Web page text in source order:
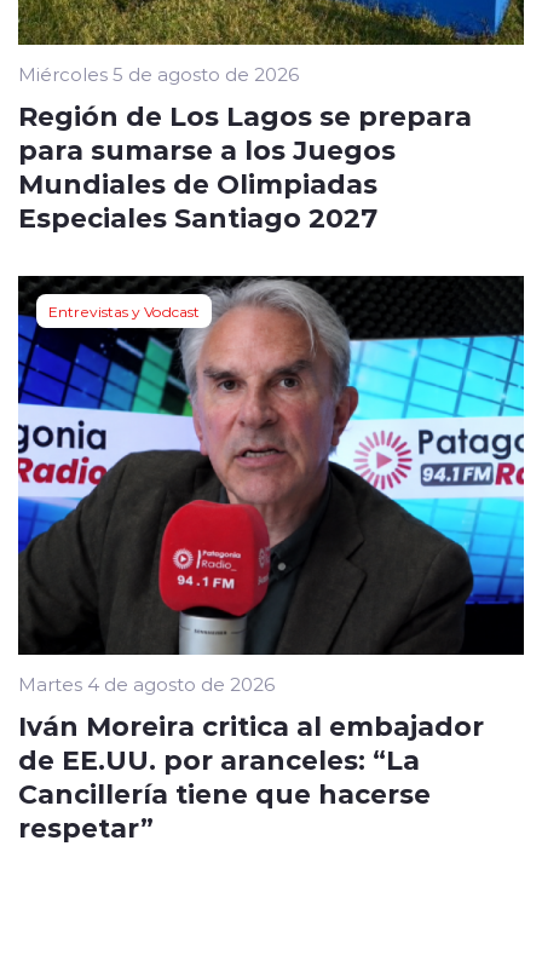
Miércoles 5 de agosto de 2026
Región de Los Lagos se prepara
para sumarse a los Juegos
Mundiales de Olimpiadas
Especiales Santiago 2027
Entrevistas y Vodcast
Martes 4 de agosto de 2026
Iván Moreira critica al embajador
de EE.UU. por aranceles: “La
Cancillería tiene que hacerse
respetar”